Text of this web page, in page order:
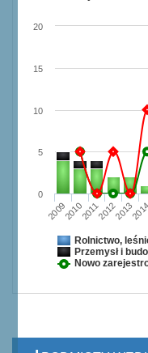
20092010201120122013
0
5
10
15
20
Rolnictwo,
Przemysł i
Nowo